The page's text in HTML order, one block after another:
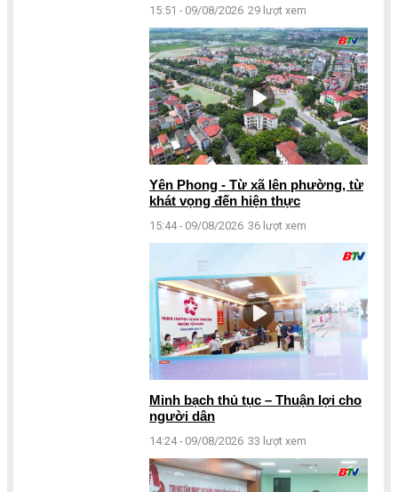
15:51 - 09/08/2026 29 lượt xem
Yên Phong - Từ xã lên phường, từ
khát vọng đến hiện thực
15:44 - 09/08/2026 36 lượt xem
Minh bạch thủ tục – Thuận lợi cho
người dân
14:24 - 09/08/2026 33 lượt xem